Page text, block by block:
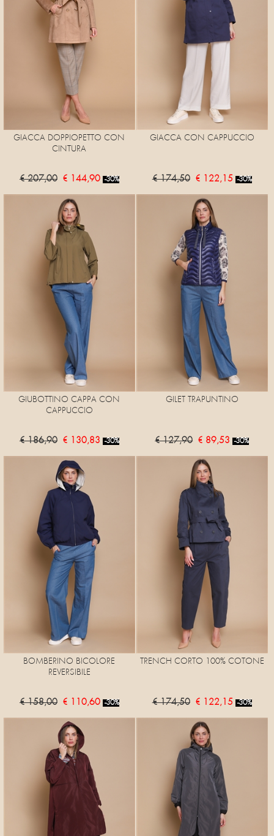
GIACCA DOPPIOPETTO CON
CINTURA
€ 207,00 € 144,90 -30%
GIACCA CON CAPPUCCIO
€ 174,50 € 122,15 -30%
GIUBOTTINO CAPPA CON
CAPPUCCIO
€ 186,90 € 130,83 -30%
GILET TRAPUNTINO
€ 127,90 € 89,53 -30%
BOMBERINO BICOLORE
REVERSIBILE
€ 158,00 € 110,60 -30%
TRENCH CORTO 100% COTONE
€ 174,50 € 122,15 -30%